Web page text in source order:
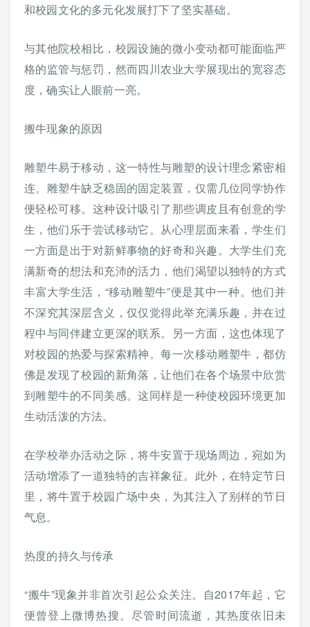
和校园文化的多元化发展打下了坚实基础。
与其他院校相比，校园设施的微小变动都可能面临严
格的监管与惩罚，然而四川农业大学展现出的宽容态
度，确实让人眼前一亮。
搬牛现象的原因
雕塑牛易于移动，这一特性与雕塑的设计理念紧密相
连。雕塑牛缺乏稳固的固定装置，仅需几位同学协作
便轻松可移。这种设计吸引了那些调皮且有创意的学
生，他们乐于尝试移动它。从心理层面来看，学生们
一方面是出于对新鲜事物的好奇和兴趣。大学生们充
满新奇的想法和充沛的活力，他们渴望以独特的方式
丰富大学生活，“移动雕塑牛”便是其中一种。他们并
不深究其深层含义，仅仅觉得此举充满乐趣，并在过
程中与同伴建立更深的联系。另一方面，这也体现了
对校园的热爱与探索精神。每一次移动雕塑牛，都仿
佛是发现了校园的新角落，让他们在各个场景中欣赏
到雕塑牛的不同美感。这同样是一种使校园环境更加
生动活泼的方法。
在学校举办活动之际，将牛安置于现场周边，宛如为
活动增添了一道独特的吉祥象征。此外，在特定节日
里，将牛置于校园广场中央，为其注入了别样的节日
气息。
热度的持久与传承
“搬牛”现象并非首次引起公众关注。自2017年起，它
便曾登上微博热搜。尽管时间流逝，其热度依旧未